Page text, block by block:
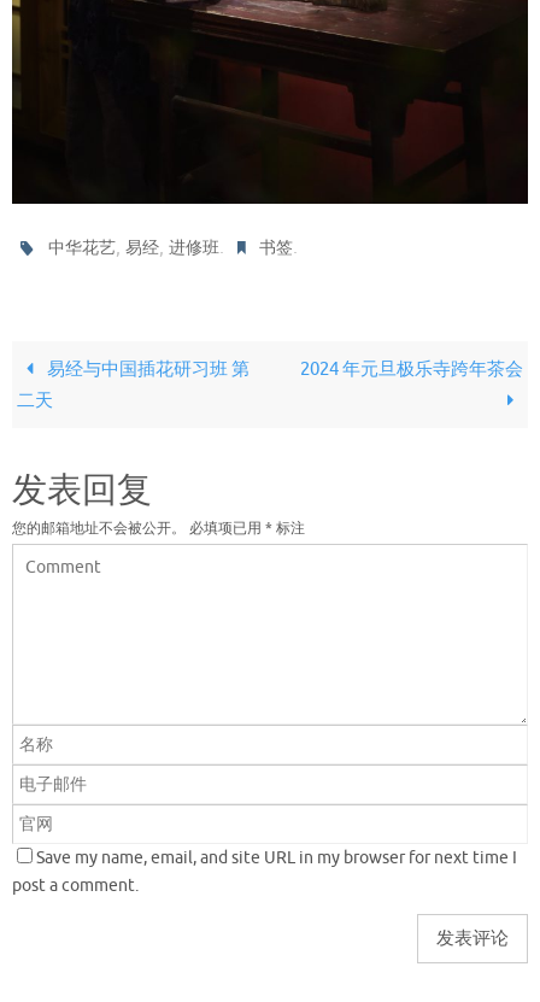
中华花艺,易经,进修班. 书签.
易经与中国插花研习班 第
二天
2024 年元旦极乐寺跨年茶会
发表回复
您的邮箱地址不会被公开。 必填项已用 *标注
Save my name, email, and site URL in my browser for next time I
post a comment.